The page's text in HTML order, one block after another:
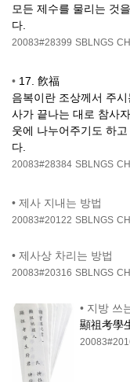
모든 제수를 물리는 것
다.
20083#28399 SBLNGS
• 17. 飮福
음복이란 조상께서 주
사가 끝나는 대로 참사
웃에 나누어주기도 하
다.
20083#28384 SBLNGS
• 제사 지내는 방법
20083#20122 SBLNGS
• 제사상 차리는 방법
20083#20316 SBLNGS
• 지방 쓰
顯祖考學